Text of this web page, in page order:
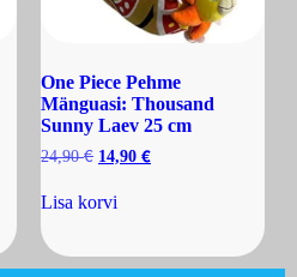
One Piece Pehme
Mänguasi: Thousand
Sunny Laev 25 cm
24,90€ 14,90 €
Lisa korvi